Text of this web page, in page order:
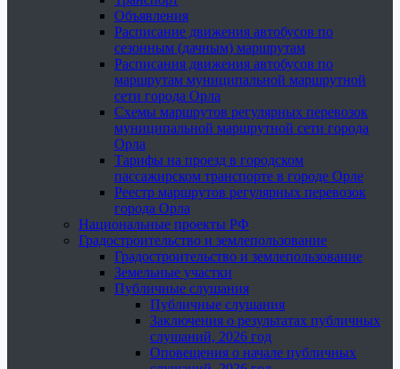
Объявления
Расписание движения автобусов по
сезонным (дачным) маршрутам
Расписания движения автобусов по
маршрутам муниципальной маршрутной
сети города Орла
Схемы маршрутов регулярных перевозок
муниципальной маршрутной сети города
Орла
Тарифы на проезд в городском
пассажирском транспорте в городе Орле
Реестр маршрутов регулярных перевозок
города Орла
Национальные проекты РФ
Градостроительство и землепользование
Градостроительство и землепользование
Земельные участки
Публичные слушания
Публичные слушания
Заключения о результатах публичных
слушаний, 2026 год
Оповещения о начале публичных